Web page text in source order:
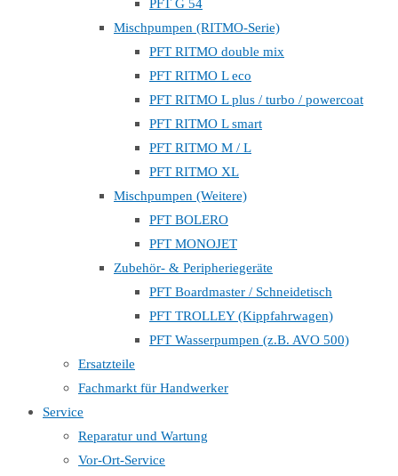
PFT G 54
Mischpumpen (RITMO-Serie)
PFT RITMO double mix
PFT RITMO L eco
PFT RITMO L plus / turbo / powercoat
PFT RITMO L smart
PFT RITMO M / L
PFT RITMO XL
Mischpumpen (Weitere)
PFT BOLERO
PFT MONOJET
Zubehör- & Peripheriegeräte
PFT Boardmaster / Schneidetisch
PFT TROLLEY (Kippfahrwagen)
PFT Wasserpumpen (z.B. AVO 500)
Ersatzteile
Fachmarkt für Handwerker
Service
Reparatur und Wartung
Vor-Ort-Service